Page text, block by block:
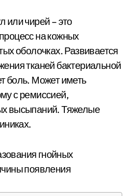
на кожных
оболочках. Развивается
тканей бактериальной
боль. Может иметь
с ремиссией,
высыпаний. Тяжелые